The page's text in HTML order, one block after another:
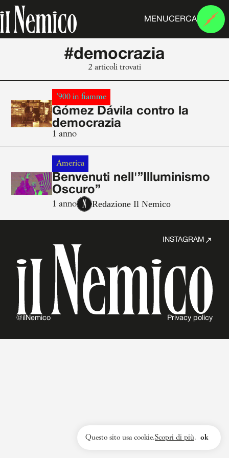
MENUCERCA
#democrazia
2 articoli trovati
'900 in fiamme
Gómez Dávila contro la
democrazia
1 anno
America
Benvenuti nell'”Illuminismo
Oscuro”
1 anno Redazione Il Nemico
INSTAGRAM
@ilNemico Privacy policy
Questo sito usa cookie.Scopri di più. ok